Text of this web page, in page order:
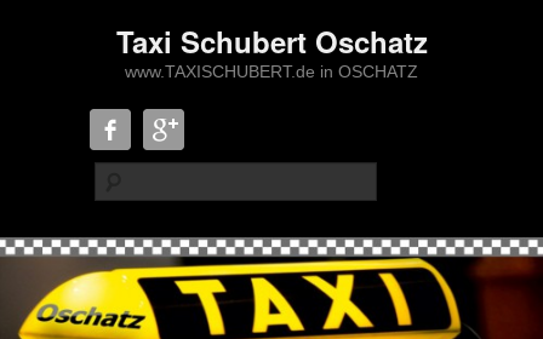
Taxi Schubert Oschatz
www.TAXISCHUBERT.de in OSCHATZ